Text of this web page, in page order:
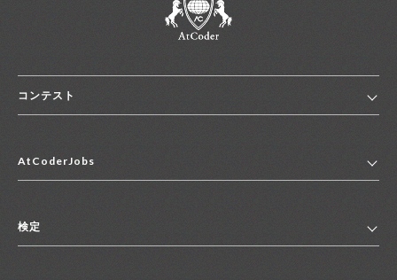
コンテスト
コンテスト一覧
便利リンク集
AtCoderJobs
2027年新卒採用求人一覧
検定